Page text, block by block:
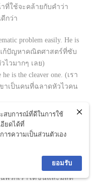
ที่ใช้จะคล้ายกับคำว่า
กว่า
problem easily. He is
แก้ปัญหาคณิตศาสตร์ที่ซับ
ไวมากๆ เลย)
is the cleaver one. (เรา
ขาเป็นคนที่ฉลาดหัวไวคน
ไปด้วยสติปัญญา) ซึ่งคำ
วามหมายว่า ปัญญา มัก
แปลว่าฉลาดแต่ความ
ย่างสิ้นเชิง ตัวอย่าง
นี้พวกเราโตขึ้นและมีสติ
สบการณ์ที่ดีในการใช้
ยดได้ที่
ารความเป็นส่วนตัวเอง
ยอมรับ